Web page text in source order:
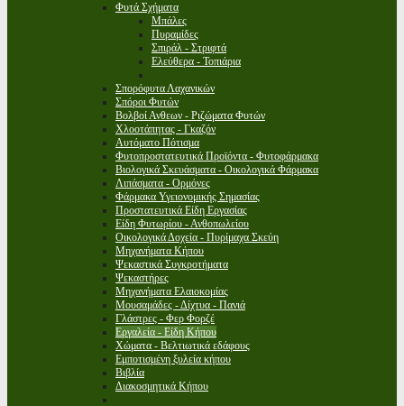
Φυτά Σχήματα
Μπάλες
Πυραμίδες
Σπιράλ - Στριφτά
Ελεύθερα - Τοπιάρια
Σπορόφυτα Λαχανικών
Σπόροι Φυτών
Βολβοί Ανθεων - Ριζώματα Φυτών
Χλοοτάπητας - Γκαζόν
Αυτόματο Πότισμα
Φυτοπροστατευτικά Προϊόντα - Φυτοφάρμακα
Βιολογικά Σκευάσματα - Οικολογικά Φάρμακα
Λιπάσματα - Ορμόνες
Φάρμακα Υγειονομικής Σημασίας
Προστατευτικά Είδη Εργασίας
Είδη Φυτωρίου - Ανθοπωλείου
Οικολογικά Δοχεία - Πυρίμαχα Σκεύη
Μηχανήματα Κήπου
Ψεκαστικά Συγκροτήματα
Ψεκαστήρες
Μηχανήματα Ελαιοκομίας
Μουσαμάδες - Δίχτυα - Πανιά
Γλάστρες - Φερ Φορζέ
Εργαλεία - Είδη Κήπου
Χώματα - Βελτιωτικά εδάφους
Εμποτισμένη ξυλεία κήπου
Βιβλία
Διακοσμητικά Κήπου